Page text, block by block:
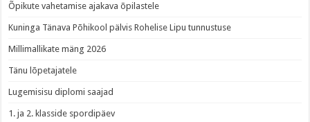
Õpikute vahetamise ajakava õpilastele
Kuninga Tänava Põhikool pälvis Rohelise Lipu tunnustuse
Millimallikate mäng 2026
Tänu lõpetajatele
Lugemisisu diplomi saajad
1. ja 2. klasside spordipäev